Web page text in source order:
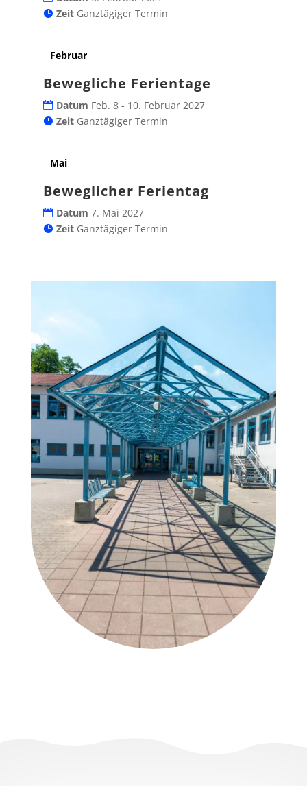
Zeit Ganztägiger Termin
Februar
Bewegliche Ferientage
Datum Feb. 8 - 10. Februar 2027
Zeit Ganztägiger Termin
Mai
Beweglicher Ferientag
Datum 7. Mai 2027
Zeit Ganztägiger Termin